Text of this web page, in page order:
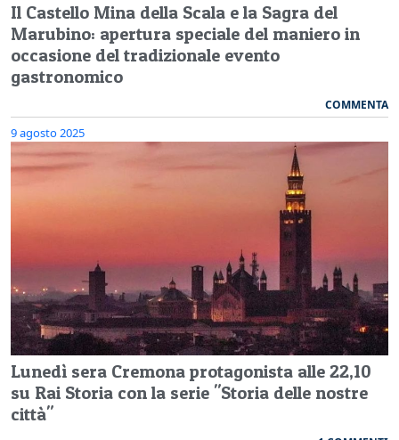
Il Castello Mina della Scala e la Sagra del
Marubino: apertura speciale del maniero in
occasione del tradizionale evento
gastronomico
COMMENTA
9 agosto 2025
Lunedì sera Cremona protagonista alle 22,10
su Rai Storia con la serie "Storia delle nostre
città"